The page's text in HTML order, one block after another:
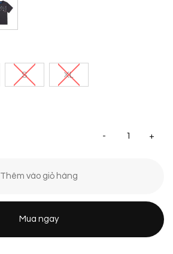
S XL
Thêm vào giỏ hàng
Mua ngay